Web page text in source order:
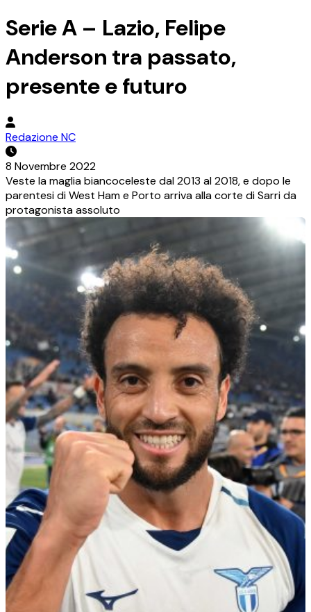
Serie A – Lazio, Felipe
Anderson tra passato,
presente e futuro
Redazione NC
8 Novembre 2022
Veste la maglia biancoceleste dal 2013 al 2018, e dopo le
parentesi di West Ham e Porto arriva alla corte di Sarri da
protagonista assoluto